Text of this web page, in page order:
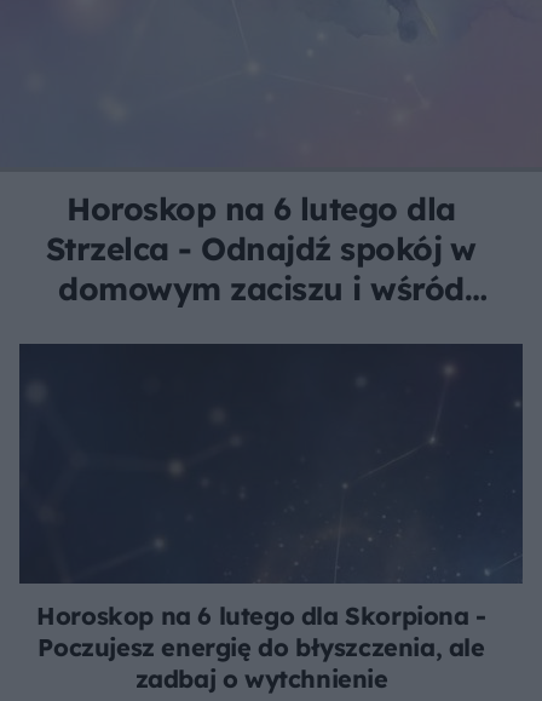
Horoskop na 6 lutego dla
Strzelca - Odnajdź spokój w
domowym zaciszu i wśród
Horoskop na 6 lutego dla Skorpiona -
Poczujesz energię do błyszczenia, ale
zadbaj o wytchnienie